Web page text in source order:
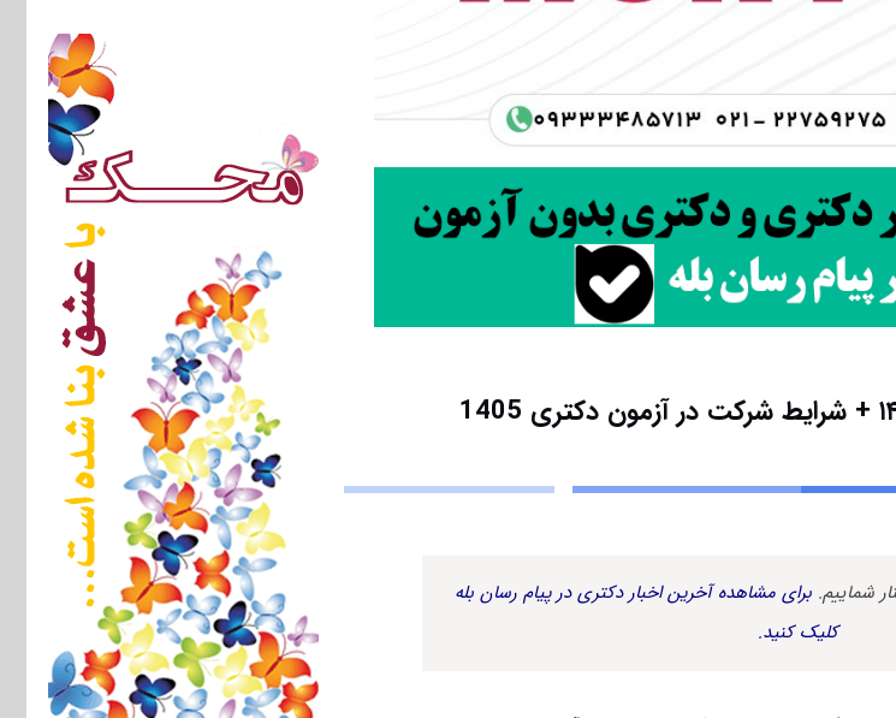
شماییم. برای مشاهده آخرین اخبار دکتری در پیام رسان بله
کلیک کنید.